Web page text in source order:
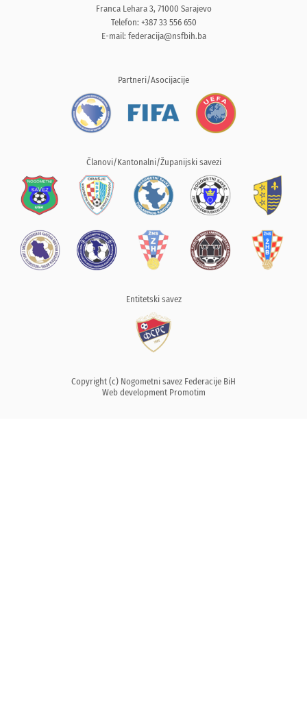
Franca Lehara 3, 71000 Sarajevo
Telefon: +387 33 556 650
E-mail: federacija@nsfbih.ba
Partneri/Asocijacije
Članovi/Kantonalni/Županijski savezi
Entitetski savez
Copyright (c) Nogometni savez Federacije BiH
Web development Promotim